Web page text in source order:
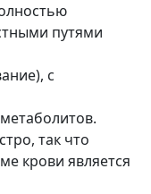
путями
с
так что
крови является